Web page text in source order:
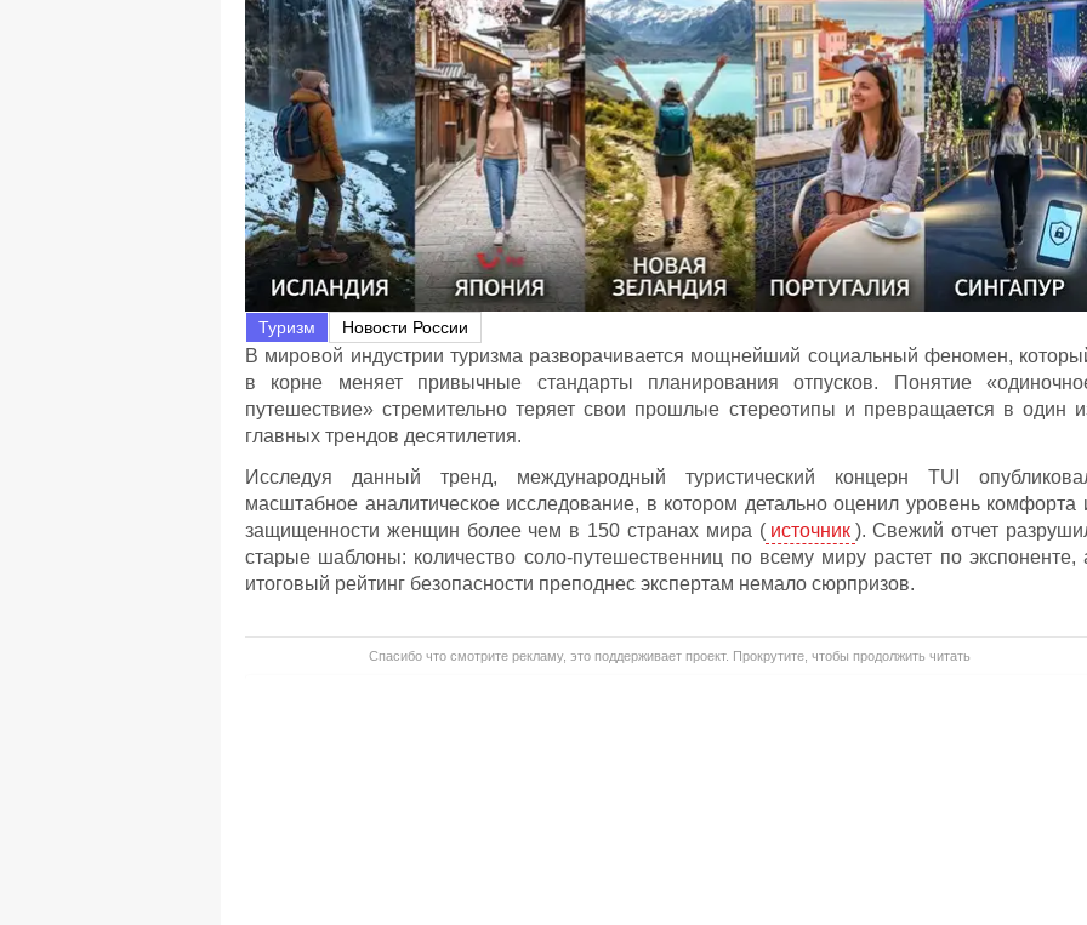
Туризм Новости России
В мировой индустрии туризма разворачивается мощнейший социальный феномен,
в корне меняет привычные стандарты планирования отпусков. Понятие
путешествие» стремительно теряет свои прошлые стереотипы и превращается в один
главных трендов десятилетия.
Исследуя данный тренд, международный туристический концерн TUI
масштабное аналитическое исследование, в котором детально оценил уровень комфорта
защищенности женщин более чем в 150 странах мира ( источник ). Свежий отчет
старые шаблоны: количество соло-путешественниц по всему миру растет по экспоненте,
итоговый рейтинг безопасности преподнес экспертам немало сюрпризов.
Спасибо что смотрите рекламу, это поддерживает проект. Прокрутите, чтобы продолжить читать